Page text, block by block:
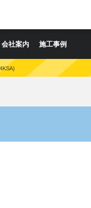
会社案内 施工事例